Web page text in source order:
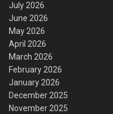
July 2026
June 2026
May 2026
April 2026
March 2026
February 2026
January 2026
December 2025
November 2025